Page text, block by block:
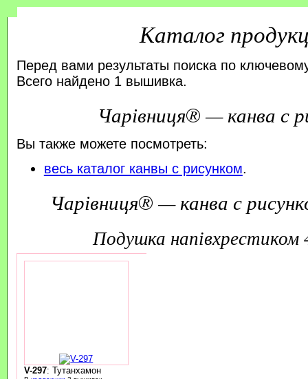
Каталог
Перед вами результаты поиска по
Всего найдено 1 вышивка.
Чарівниця® — канва с
Вы также можете посмотреть:
весь каталог канвы с рисунком.
Чарівниця® — канва с
подушка
V-297: Тутанхамон